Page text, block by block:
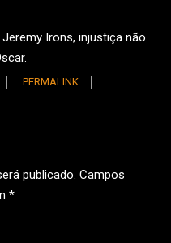
Irons, injustiça não
PERMALINK
publicado. Campos
*